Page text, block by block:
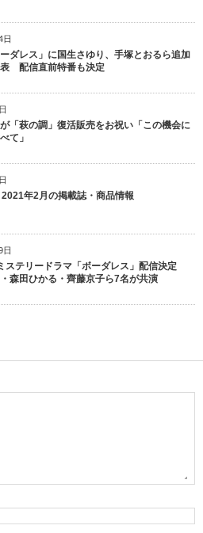
日
ダレス」に国生さゆり、手塚とおるら追加
表 配信直前特番も決定
「萩の調」復活販売をお祝い「この機会に
て」
年2月の掲載誌・商品情報
日
ステリードラマ「ボーダレス」配信決定
森田ひかる・齊藤京子ら7名が共演